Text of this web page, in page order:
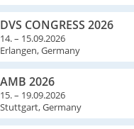
DVS CONGRESS 2026
14. – 15.09.2026
Erlangen, Germany
AMB 2026
15. – 19.09.2026
Stuttgart, Germany